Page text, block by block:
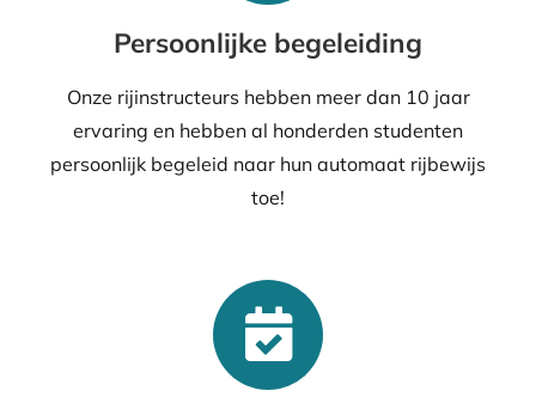
Persoonlijke begeleiding
Onze rijinstructeurs hebben meer dan 10 jaar
ervaring en hebben al honderden studenten
persoonlijk begeleid naar hun automaat rijbewijs
toe!